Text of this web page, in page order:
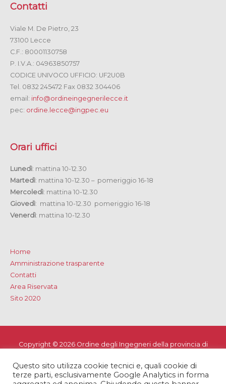
Contatti
Viale M. De Pietro, 23
73100 Lecce
C.F.: 80001130758
P. I.V.A.: 04963850757
CODICE UNIVOCO UFFICIO: UF2U0B
Tel. 0832 245472 Fax 0832 304406
email: info@ordineingegnerilecce.it
pec: ordine.lecce@ingpec.eu
Orari uffici
Lunedì: mattina 10-12.30
Martedì: mattina 10-12.30 – pomeriggio 16-18
Mercoledì: mattina 10-12.30
Giovedì: mattina 10-12.30 pomeriggio 16-18
Venerdì: mattina 10-12.30
Home
Amministrazione trasparente
Contatti
Area Riservata
Sito 2020
Copyright © 2026 Ordine degli Ingegneri della provincia di
Privacy e Cookie Policy-Note Legali -Dichiarazione di
accessibilità
Questo sito utilizza cookie tecnici e, quali cookie di
terze parti, esclusivamente Google Analytics in forma